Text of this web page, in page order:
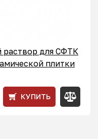
раствор для СФТК
плитки
КУПИТЬ